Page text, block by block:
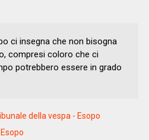
ci insegna che non bisogna
compresi coloro che ci
potrebbero essere in grado
della vespa - Esopo